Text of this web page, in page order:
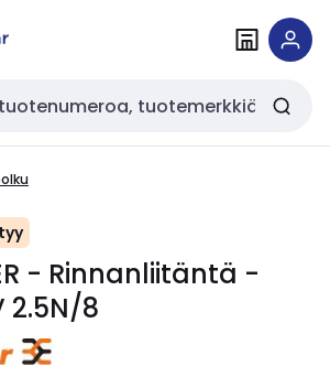
- Rinnanliitäntä -
2.5N/8